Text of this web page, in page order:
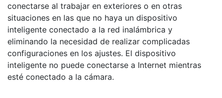
conectarse al trabajar en exteriores o en otras
situaciones en las que no haya un dispositivo
inteligente conectado a la red inalámbrica y
eliminando la necesidad de realizar complicadas
configuraciones en los ajustes. El dispositivo
inteligente no puede conectarse a Internet mientras
esté conectado a la cámara.